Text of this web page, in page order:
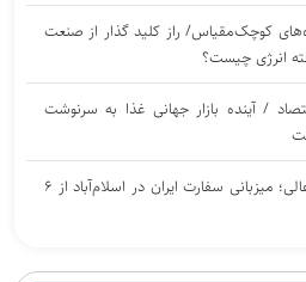
کوچک‌مقیاس/ راز کلید گذار از صنعت
انرژی چیست؟
/ آینده بازار جهانی غذا به سرنوشت
دیپلماسی همسایگی در تراز عالی؛ میزبانی سفارت ایران در اسلام‌آباد از ۶